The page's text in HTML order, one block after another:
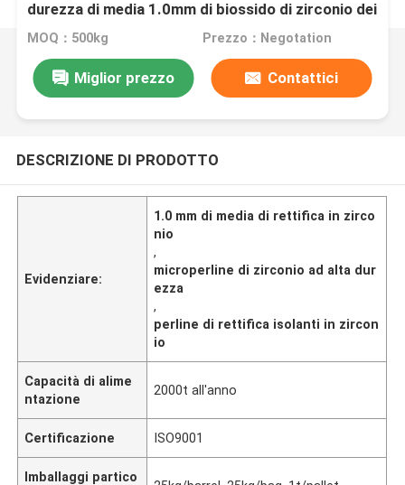
durezza di media 1.0mm di biossido di zirconio dei
materiali di isolamento alta
MOQ：500kg Prezzo：Negotation
Miglior prezzo Contattici
DESCRIZIONE DI PRODOTTO
Evidenziare:
1.0 mm di media di rettifica in zirco
nio
,
microperline di zirconio ad alta dur
ezza
,
perline di rettifica isolanti in zircon
io
Capacità di alime
ntazione
2000t all'anno
Certificazione ISO9001
Imballaggi partico